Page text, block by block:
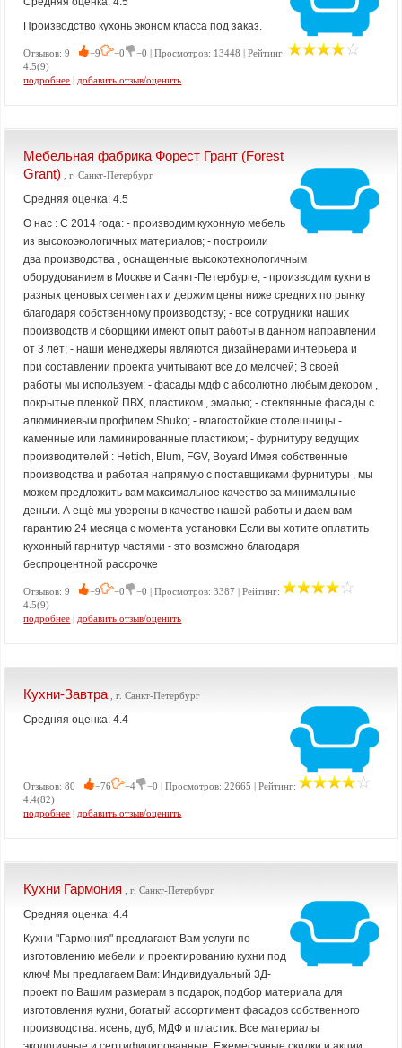
Производство кухонь эконом класса под заказ.
Отзывов: 9 −9 −0
−0 | Просмотров: 13448 | Рейтинг:
4.5(9)
подробнее | добавить отзыв/оценить
Мебельная фабрика Форест Грант (Forest
Grant)
, г. Санкт-Петербург
Средняя оценка: 4.5
О нас : С 2014 года: - производим кухонную мебель
из высокоэкологичных материалов; - построили
два производства , оснащенные высокотехнологичным
оборудованием в Москве и Санкт-Петербурге; - производим кухни в
разных ценовых сегментах и держим цены ниже средних по рынку
благодаря собственному производству; - все сотрудники наших
производств и сборщики имеют опыт работы в данном направлении
от 3 лет; - наши менеджеры являются дизайнерами интерьера и
при составлении проекта учитывают все до мелочей; В своей
работы мы используем: - фасады мдф с абсолютно любым декором ,
покрытые пленкой ПВХ, пластиком , эмалью; - стеклянные фасады с
алюминиевым профилем Shuko; - влагостойкие столешницы -
каменные или ламинированные пластиком; - фурнитуру ведущих
производителей : Hettich, Blum, FGV, Boyard Имея собственные
производства и работая напрямую с поставщиками фурнитуры , мы
можем предложить вам максимальное качество за минимальные
деньги. А ещё мы уверены в качестве нашей работы и даем вам
гарантию 24 месяца с момента установки Если вы хотите оплатить
кухонный гарнитур частями - это возможно благодаря
беспроцентной рассрочке
Отзывов: 9 −9 −0
−0 | Просмотров: 3387 | Рейтинг:
4.5(9)
подробнее | добавить отзыв/оценить
Кухни-Завтра , г. Санкт-Петербург
Средняя оценка: 4.4
Отзывов: 80 −76 −4
−0 | Просмотров: 22665 | Рейтинг:
4.4(82)
подробнее | добавить отзыв/оценить
Кухни Гармония , г. Санкт-Петербург
Средняя оценка: 4.4
Кухни "Гармония" предлагают Вам услуги по
изготовлению мебели и проектированию кухни под
ключ! Мы предлагаем Вам: Индивидуальный 3Д-
проект по Вашим размерам в подарок, подбор материала для
изготовления кухни, богатый ассортимент фасадов собственного
производства: ясень, дуб, МДФ и пластик. Все материалы